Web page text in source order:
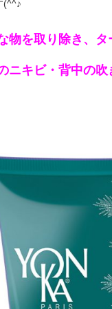
(^^♪
を取り除き、タ
ニキビ・背中の吹